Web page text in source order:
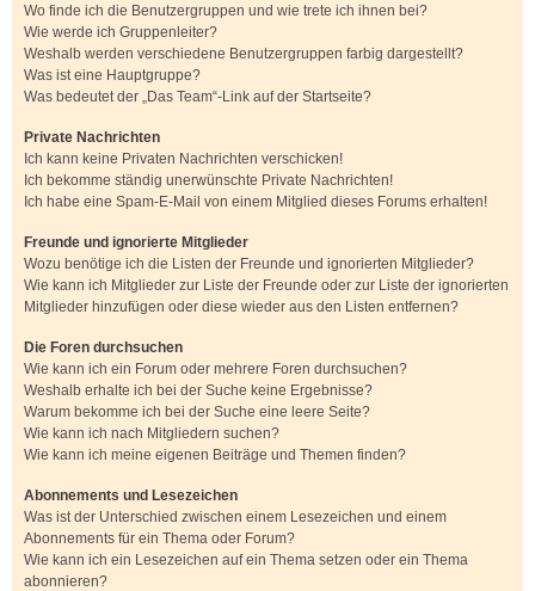
Wo finde ich die Benutzergruppen und wie trete ich ihnen bei?
Wie werde ich Gruppenleiter?
Weshalb werden verschiedene Benutzergruppen farbig dargestellt?
Was ist eine Hauptgruppe?
Was bedeutet der „Das Team“-Link auf der Startseite?
Private Nachrichten
Ich kann keine Privaten Nachrichten verschicken!
Ich bekomme ständig unerwünschte Private Nachrichten!
Ich habe eine Spam-E-Mail von einem Mitglied dieses Forums erhalten!
Freunde und ignorierte Mitglieder
Wozu benötige ich die Listen der Freunde und ignorierten Mitglieder?
Wie kann ich Mitglieder zur Liste der Freunde oder zur Liste der ignorierten
Mitglieder hinzufügen oder diese wieder aus den Listen entfernen?
Die Foren durchsuchen
Wie kann ich ein Forum oder mehrere Foren durchsuchen?
Weshalb erhalte ich bei der Suche keine Ergebnisse?
Warum bekomme ich bei der Suche eine leere Seite?
Wie kann ich nach Mitgliedern suchen?
Wie kann ich meine eigenen Beiträge und Themen finden?
Abonnements und Lesezeichen
Was ist der Unterschied zwischen einem Lesezeichen und einem
Abonnements für ein Thema oder Forum?
Wie kann ich ein Lesezeichen auf ein Thema setzen oder ein Thema
abonnieren?